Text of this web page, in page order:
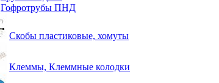
Гофротрубы ПНД
Скобы пластиковые, хомуты
Клеммы, Клеммные колодки